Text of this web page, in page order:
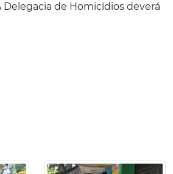
Delegacia de Homicídios deverá